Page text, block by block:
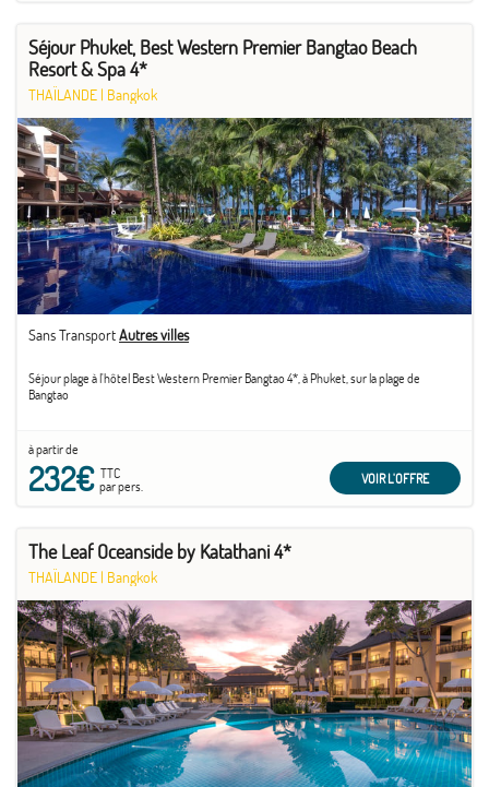
Séjour Phuket, Best Western Premier Bangtao Beach
Resort & Spa 4*
THAÏLANDE | Bangkok
Sans TransportAutres villes
Séjour plage à l'hôtel Best Western Premier Bangtao 4*, à Phuket, sur la plage de
Bangtao
à partir de
232€TTC
par pers.
VOIR L'OFFRE
The Leaf Oceanside by Katathani 4*
THAÏLANDE | Bangkok